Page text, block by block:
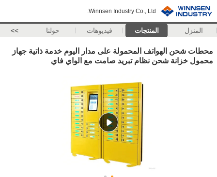
Winnsen Industry Co., Ltd.
المنزل المنتجات فيديوهات حولنا >>
محطات شحن الهواتف المحمولة على مدار اليوم خدمة ذاتية جهاز
محمول خزانة شحن نظام تبريد صامت مع الواي فاي